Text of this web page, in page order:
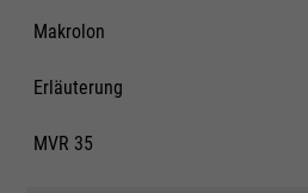
Makrolon
Erläuterung
MVR 35